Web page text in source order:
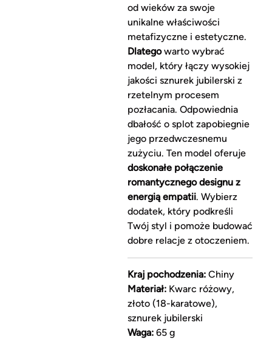
od wieków za swoje
unikalne właściwości
metafizyczne i estetyczne.
Dlategowarto wybrać
model, który łączy wysokiej
jakości sznurek jubilerski z
rzetelnym procesem
pozłacania. Odpowiednia
dbałość o splot zapobiegnie
jego przedwczesnemu
zużyciu. Ten model oferuje
doskonałe połączenie
romantycznego designu z
energią empatii. Wybierz
dodatek, który podkreśli
Twój styl i pomoże budować
dobre relacje z otoczeniem.
Kraj pochodzenia:Chiny
Materiał:Kwarc różowy,
złoto (18-karatowe),
sznurek jubilerski
Waga:65 g